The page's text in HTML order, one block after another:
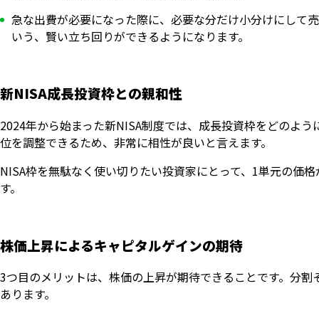
急な出費が必要になった際に、必要な分だけ小分けにして
いう、賢い立ち回りができるようになります。
新NISA成長投資枠との親和性
2024年から始まった新NISA制度では、成長投資枠をどのよ
位を調整できるため、非常に相性が良いと言えます。
NISA枠を無駄なく使い切りたい投資家にとって、1単元の価
す。
株価上昇によるキャピタルゲインの期待
3つ目のメリットは、株価の上昇が期待できることです。分
あります。